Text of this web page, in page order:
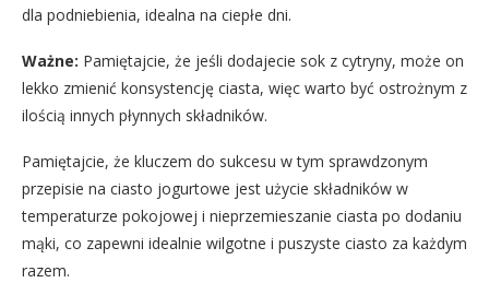
dla podniebienia, idealna na ciepłe dni.
Ważne: Pamiętajcie, że jeśli dodajecie sok z cytryny, może on
lekko zmienić konsystencję ciasta, więc warto być ostrożnym z
ilością innych płynnych składników.
Pamiętajcie, że kluczem do sukcesu w tym sprawdzonym
przepisie na ciasto jogurtowe jest użycie składników w
temperaturze pokojowej i nieprzemieszanie ciasta po dodaniu
mąki, co zapewni idealnie wilgotne i puszyste ciasto za każdym
razem.